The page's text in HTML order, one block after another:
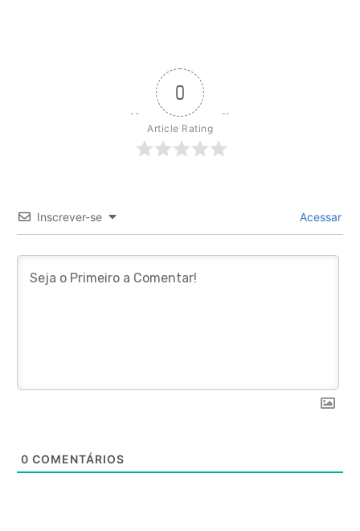
0
Article Rating
Inscrever-se Acessar
0 COMENTÁRIOS